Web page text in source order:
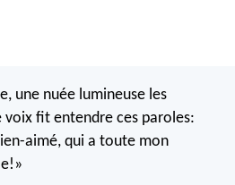
une nuée lumineuse les
voix fit entendre ces paroles:
aimé, qui a toute mon